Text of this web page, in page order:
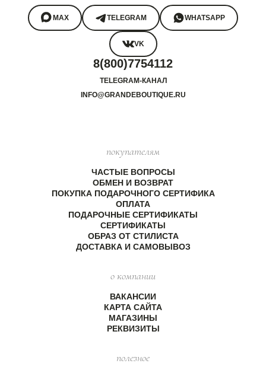
MAX TELEGRAM WHATSAPP
VK
8(800)7754112
TELEGRAM-КАНАЛ
INFO@GRANDEBOUTIQUE.RU
покупателям
ЧАСТЫЕ ВОПРОСЫ
ОБМЕН И ВОЗВРАТ
ПОКУПКА ПОДАРОЧНОГО СЕРТИФИКА
ОПЛАТА
ПОДАРОЧНЫЕ СЕРТИФИКАТЫ
СЕРТИФИКАТЫ
ОБРАЗ ОТ СТИЛИСТА
ДОСТАВКА И САМОВЫВОЗ
о компании
ВАКАНСИИ
КАРТА САЙТА
МАГАЗИНЫ
РЕКВИЗИТЫ
полезное